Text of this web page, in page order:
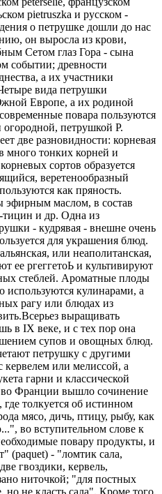
рietruszka и русском -
о петрушке дошли до нас
он выросла из крови,
Сетом глаз Гора - сына
событии; древности
а их участники
вида петрушки
Европе, а их родиной
повара пользуются
петрушкой Р.
две разновидности: корневая
много тонких корней и
сортов образуется
веретенообразный
как пряность.
эфирным маслом, в состав
тицин и др. Одна из
- кудрявая - внешне очень
для украшения блюд.
или неаполитанская,
ее ргеггетоЬ и культивируют
стеблей. Ароматные плоды
используются кулинарами, а
рагу или блюдах из
выращивать
в IX веке, и с тех пор она
супов и овощных блюд.
петрушку с другими
или мелиссой, а
гарни и классической
Франции вышло сочинение
толкуется об истинном
мясо, дичь, птицу, рыбу, как
во вступительном слове к
повару продукты, и
(paquet) - "ломтик сала,
гвоздики, кервель,
ниточкой; "для постных
но не класть сала". Кроме того,